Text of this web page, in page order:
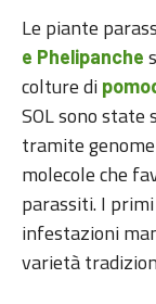
Le piante
e Phelipanche
colture di
SOL sono
tramite
molecole che
parassiti. I
infestazioni
varietà